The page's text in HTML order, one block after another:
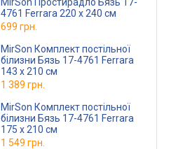
4761 Ferrara 220 х 240 см
699 грн.
MirSon Комплект постільної
білизни Бязь 17-4761 Ferrara
143 x 210 см
1 389 грн.
MirSon Комплект постільної
білизни Бязь 17-4761 Ferrara
175 x 210 см
1 549 грн.